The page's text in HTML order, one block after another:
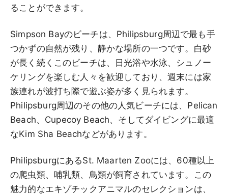
ることができます。
Simpson Bayのビーチは、Philipsburg周辺で最も手
つかずの自然が残り、静かな場所の一つです。白砂
が長く続くこのビーチは、日光浴や水泳、シュノー
ケリングを楽しむ人々を歓迎しており、週末には家
族連れが波打ち際で遊ぶ姿が多く見られます。
Philipsburg周辺のその他の人気ビーチには、Pelican
Beach、Cupecoy Beach、そしてダイビングに最適
なKim Sha Beachなどがあります。
PhilipsburgにあるSt. Maarten Zooには、60種以上
の爬虫類、哺乳類、鳥類が飼育されています。この
魅力的なエキゾチックアニマルのセレクションは、